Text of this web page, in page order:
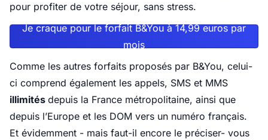
pour profiter de votre séjour, sans stress.
Je craque pour le forfait B&You à 14,99 euros par
mois
Comme les autres forfaits proposés par B&You, celui-
ci comprend également les appels, SMS et MMS
illimités depuis la France métropolitaine, ainsi que
depuis l’Europe et les DOM vers un numéro français.
Et évidemment - mais faut-il encore le préciser- vous